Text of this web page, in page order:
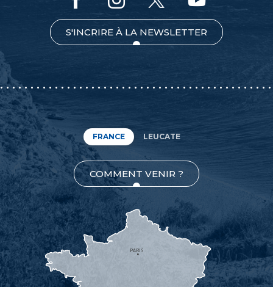
S'INCRIRE À LA NEWSLETTER
FRANCE LEUCATE
COMMENT VENIR ?
PARIS